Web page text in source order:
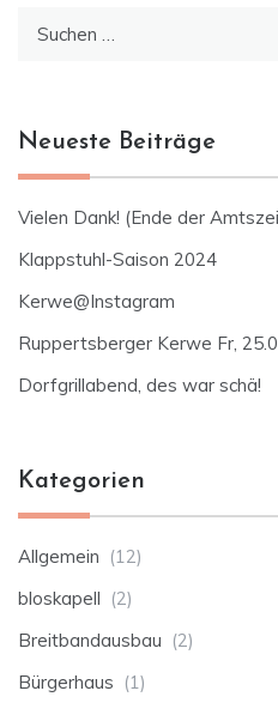
Neueste Beiträge
Vielen Dank! (Ende der
Klappstuhl-Saison 2024
Kerwe@Instagram
Ruppertsberger Kerwe Fr,
Dorfgrillabend, des war schä!
Kategorien
Allgemein (12)
bloskapell (2)
Breitbandausbau (2)
Bürgerhaus (1)